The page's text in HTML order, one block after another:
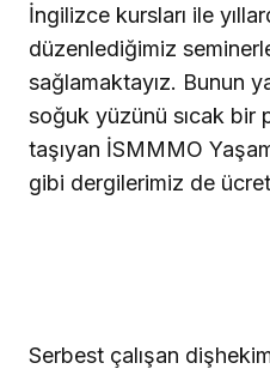
İngilizce kursları ile
düzenlediğimiz
sağlamaktayız. Bunun
soğuk yüzünü sıcak bir
taşıyan İSMMMO
gibi dergilerimiz de
Serbest çalışan